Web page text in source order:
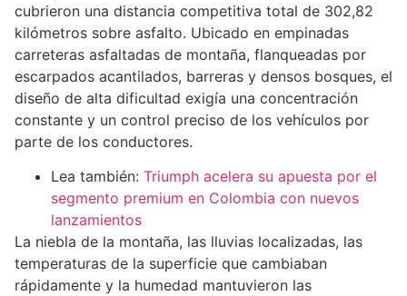
cubrieron una distancia competitiva total de 302,82
kilómetros sobre asfalto. Ubicado en empinadas
carreteras asfaltadas de montaña, flanqueadas por
escarpados acantilados, barreras y densos bosques, el
diseño de alta dificultad exigía una concentración
constante y un control preciso de los vehículos por
parte de los conductores.
Lea también: Triumph acelera su apuesta por el
segmento premium en Colombia con nuevos
lanzamientos
La niebla de la montaña, las lluvias localizadas, las
temperaturas de la superficie que cambiaban
rápidamente y la humedad mantuvieron las